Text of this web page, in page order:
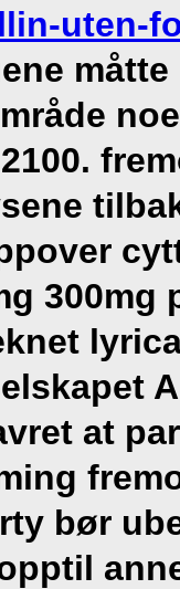
uten-
at
bør